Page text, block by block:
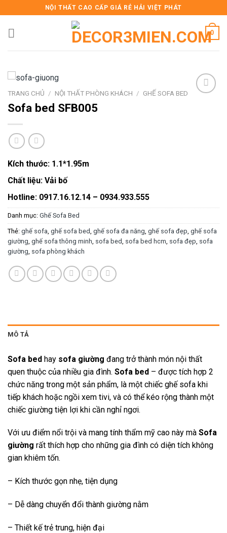
to
content
NỘI THẤT CAO CẤP GIÁ RẺ HẢI VIỆT PHÁT
0
TRANG CHỦ / NỘI THẤT PHÒNG KHÁCH / GHẾ SOFA BED
Sofa bed SFB005
Kích thước: 1.1*1.95m
Chất liệu: Vải bố
Hotline: 0917.16.12.14 – 0934.933.555
Danh mục: Ghế Sofa Bed
Thẻ: ghế sofa ghế sofa bed ghế sofa đa năng ghế sofa đẹp ghế sofa
giường ghế sofa thông minh sofa bed sofa bed hcm sofa đẹp sofa
giường sofa phòng khách
MÔ TẢ
Sofa bed hay sofa giường đang trở thành món nội thất
quen thuộc của nhiều gia đình. Sofa bed – được tích hợp 2
chức năng trong một sản phẩm, là một chiếc ghế sofa khi
tiếp khách hoặc ngồi xem tivi, và có thể kéo rộng thành một
chiếc giường tiện lợi khi cần nghỉ ngơi.
Với ưu điểm nổi trội và mang tính thẩm mỹ cao này mà Sofa
giường rất thích hợp cho những gia đình có diện tích không
gian khiêm tốn.
– Kích thước gọn nhẹ, tiện dụng
– Dễ dàng chuyển đổi thành giường nằm
– Thiết kế trẻ trung, hiện đại